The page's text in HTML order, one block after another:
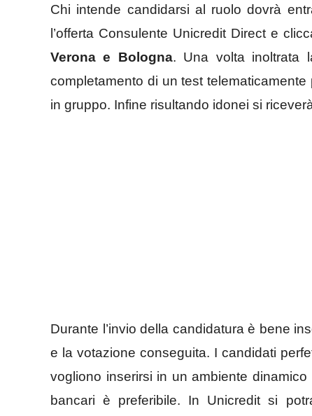
Chi intende candidarsi al ruolo dovrà
l’offerta Consulente Unicredit Direct e
Verona e Bologna. Una volta inoltrata
completamento di un test
in gruppo. Infine risultando idonei si
Durante l’invio della candidatura è bene
e la votazione conseguita. I candidati
vogliono inserirsi in un ambiente
bancari è preferibile. In Unicredit si